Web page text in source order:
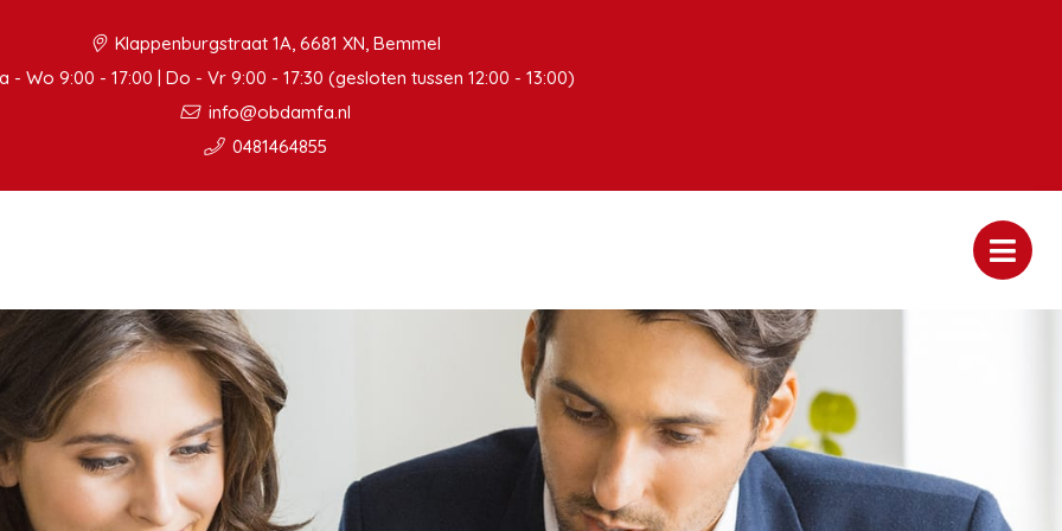
Klappenburgstraat 1A, 6681 XN, Bemmel
- Wo 9:00 - 17:00 | Do - Vr 9:00 - 17:30 (gesloten tussen 12:00 - 13:00)
info@obdamfa.nl
0481464855